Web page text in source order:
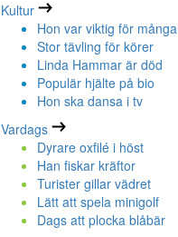
Kultur
Hon var viktig för många
Stor tävling för körer
Linda Hammar är död
Populär hjälte på bio
Hon ska dansa i tv
Vardags
Dyrare oxfilé i höst
Han fiskar kräftor
Turister gillar vädret
Lätt att spela minigolf
Dags att plocka blåbär